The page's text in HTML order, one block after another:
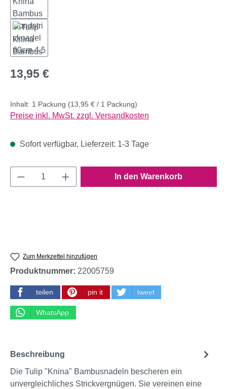
Regulärer Preis:
13,95 €
Inhalt: 1 Packung (13,95 € / 1 Packung)
Preise inkl. MwSt. zzgl. Versandkosten
Sofort verfügbar, Lieferzeit: 1-3 Tage
Produkt Anzahl: Gib den gewünschten
In den Warenkorb
Zum Merkzettel hinzufügen
Produktnummer: 22005759
teilen pin it tweet
WhatsApp
Beschreibung
Die Tulip "Knina" Bambusnadeln bescheren ein
unvergleichliches Strickvergnügen. Sie vereinen eine